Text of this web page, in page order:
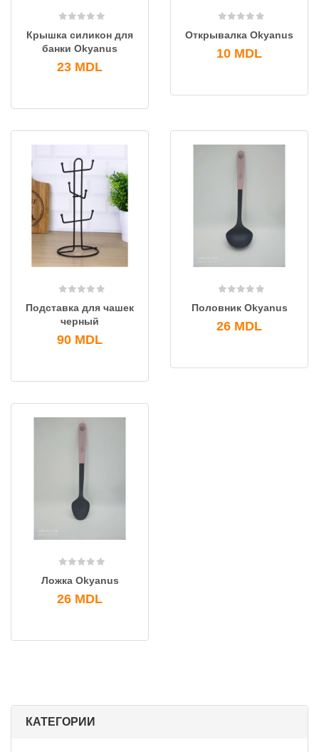
КАТЕГОРИИ
Крышка силикон для
банки Okyanus
23 MDL
Открывалка Okyanus
10 MDL
Подставка для чашек
черный
90 MDL
Половник Okyanus
26 MDL
Ложка Okyanus
26 MDL